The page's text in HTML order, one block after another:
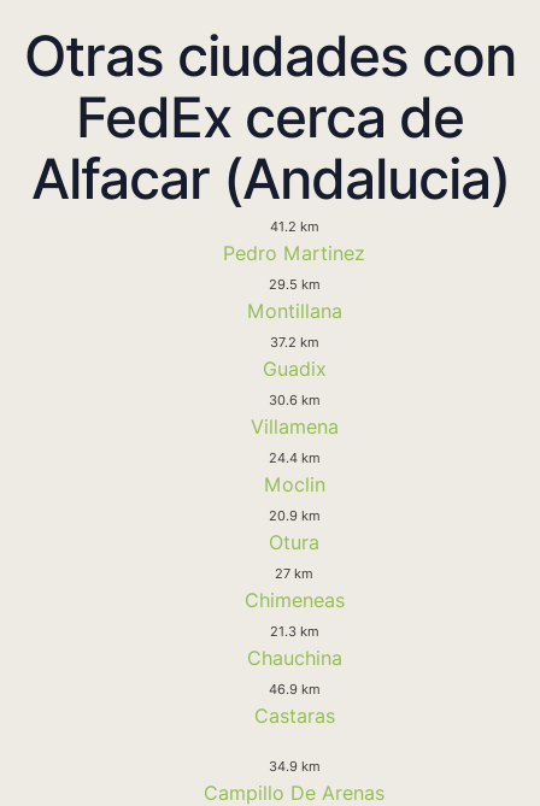
Otras ciudades con
FedEx cerca de
Alfacar (Andalucia)
41.2 km
Pedro Martinez
29.5 km
Montillana
37.2 km
Guadix
30.6 km
Villamena
24.4 km
Moclin
20.9 km
Otura
27 km
Chimeneas
21.3 km
Chauchina
46.9 km
Castaras
34.9 km
Campillo De Arenas